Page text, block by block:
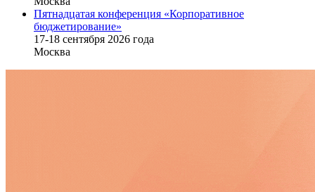
Пятнадцатая конференция «Корпоративное
бюджетирование»
17-18 сентября 2026 года
Москва